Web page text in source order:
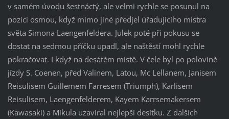
v samém úvodu šestnáctý, ale velmi rychle se posunul na
pozici osmou, když mimo jiné předjel úřadujícího mistra
světa Simona Laengenfeldera. Julek poté při pokusu se
dostat na sedmou příčku upadl, ale naštěstí mohl rychle
pokračovat. I když na desátém místě. V čele byl po polovině
jízdy S. Coenen, před Valinem, Latou, Mc Lellanem, Janisem
Reisulisem Guillemem Farresem (Triumph), Karlisem
Reisulisem, Laengenfelderem, Kayem Karrsemakersem
(Kawasaki) a Mikula uzavíral nejlepší desítku. Z dalších